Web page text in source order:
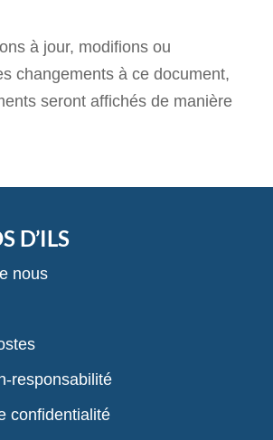
à jour, modifions ou
changements à ce document,
seront affichés de manière
D’ILS
nous
responsabilité
confidentialité